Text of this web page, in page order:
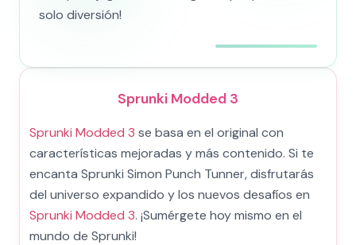
solo diversión!
Sprunki Modded 3
Sprunki Modded 3 se basa en el original con
características mejoradas y más contenido. Si te
encanta Sprunki Simon Punch Tunner, disfrutarás
del universo expandido y los nuevos desafíos en
Sprunki Modded 3. ¡Sumérgete hoy mismo en el
mundo de Sprunki!